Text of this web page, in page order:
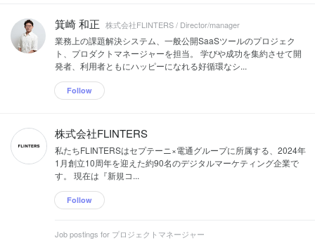
箕崎 和正 株式会社FLINTERS / Director/manager
業務上の課題解決システム、一般公開SaaSツールのプロジェク
ト、プロダクトマネージャーを担当。 学びや成功を集約させて開
発者、利用者ともにハッピーになれる好循環なシ...
Follow
株式会社FLINTERS
私たちFLINTERSはセプテーニ×電通グループに所属する、2024年
1月創立10周年を迎えた約90名のデジタルマーケティング企業で
す。 現在は『新規コ...
Follow
Job postings for プロジェクトマネージャー